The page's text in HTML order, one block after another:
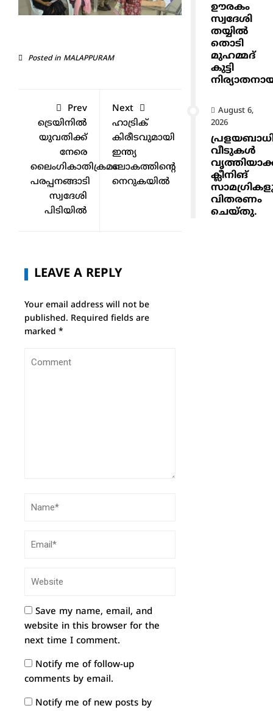
Posted in MALAPPURAM
Prev
ട്രെയിനിൽ
യുവതിക്ക്
നേരെ
ലൈംഗികാതിക്രമം:
പരപ്പനങ്ങാടി
സ്വദേശി
പിടിയിൽ
Next
ഹാട്രിക്
കിരീടവുമായി
ഇന്ത്യ
ലോകത്തിന്റെ
നെറുകയിൽ
LEAVE A REPLY
Your email address will not be
published. Required fields are
marked *
Save my name, email, and
website in this browser for the
next time I comment.
Notify me of follow-up
comments by email.
Notify me of new posts by
ഊരകം
സ്വദേശി
തയ്യിൽ
തൊടി
മുഹമ്മദ്
കുട്ടി
August 6,
2026
വീടുകൾ
ക്ലീനിങ്
വിതരണം
ചെയ്തു.